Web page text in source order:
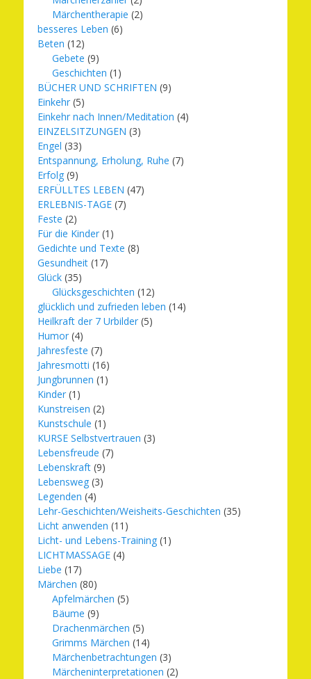
Märchentherapie (2)
besseres Leben (6)
Beten (12)
Gebete (9)
Geschichten (1)
BÜCHER UND SCHRIFTEN (9)
Einkehr (5)
Einkehr nach Innen/Meditation (4)
EINZELSITZUNGEN (3)
Engel (33)
Entspannung, Erholung, Ruhe (7)
Erfolg (9)
ERFÜLLTES LEBEN (47)
ERLEBNIS-TAGE (7)
Feste (2)
Für die Kinder (1)
Gedichte und Texte (8)
Gesundheit (17)
Glück (35)
Glücksgeschichten (12)
glücklich und zufrieden leben (14)
Heilkraft der 7 Urbilder (5)
Humor (4)
Jahresfeste (7)
Jahresmotti (16)
Jungbrunnen (1)
Kinder (1)
Kunstreisen (2)
Kunstschule (1)
KURSE Selbstvertrauen (3)
Lebensfreude (7)
Lebenskraft (9)
Lebensweg (3)
Legenden (4)
Lehr-Geschichten/Weisheits-Geschichten (35)
Licht anwenden (11)
Licht- und Lebens-Training (1)
LICHTMASSAGE (4)
Liebe (17)
Märchen (80)
Apfelmärchen (5)
Bäume (9)
Drachenmärchen (5)
Grimms Märchen (14)
Märchenbetrachtungen (3)
Märcheninterpretationen (2)